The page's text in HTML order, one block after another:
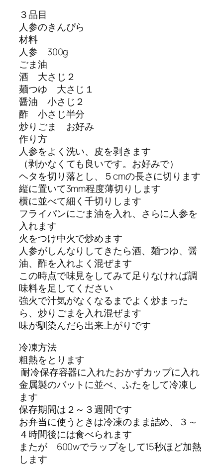
３品目
人参のきんぴら
材料
人参 300g
ごま油
酒 大さじ２
麺つゆ 大さじ１
醤油 小さじ２
酢 小さじ半分
炒りごま お好み
作り方
人参をよく洗い、皮を剥きます
（剥かなくても良いです。お好みで）
ヘタを切り落とし、５cmの長さに切ります
縦に置いて3mm程度薄切りします
横に並べて細く千切りします
フライパンにごま油を入れ、さらに人参を
入れます
火をつけ中火で炒めます
人参がしんなりしてきたら酒、麺つゆ、醤
油、酢を入れよく混ぜます
この時点で味見をしてみて足りなければ調
味料を足してください
強火で汁気がなくなるまでよく炒まった
ら、炒りごまを入れ混ぜます
味が馴染んだら出来上がりです
冷凍方法
粗熱をとります
耐冷保存容器に入れたおかずカップに入れ
金属製のバットに並べ、ふたをして冷凍し
ます
保存期間は２～３週間です
お弁当に使うときは冷凍のまま詰め、３～
４時間後には食べられます
またが 600wでラップをして15秒ほど加熱
します